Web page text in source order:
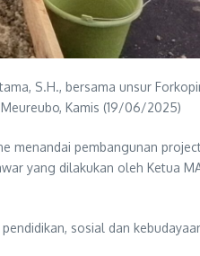
S.H., bersama unsur
Kamis (19/06/2025)
menandai pembangunan
yang dilakukan oleh Ketua
sosial dan